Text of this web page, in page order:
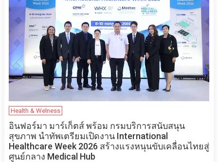
Health & Welness
อินฟอร์มา มาร์เก็ตส์ พร้อม กรมบริการสนับสนุน
สุขภาพ นำทัพเตรียมเปิดงาน International
Healthcare Week 2026 สร้างแรงหนุนขับเคลื่อนไทยสู่
ศูนย์กลาง Medical Hub